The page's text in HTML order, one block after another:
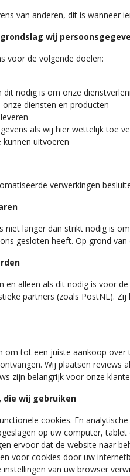
van anderen, dit is wanneer
wij
voor de volgende doelen:
nodig is om onze
diensten en producten
als wij hier wettelijk toe
kunnen uitvoeren
verwerkingen
niet langer dan strikt nodig is
gesloten heeft. Op grond
en alleen als dit nodig is voor
partners (zoals PostNL).
om tot een juiste aankoop
Wij plaatsen
zijn belangrijk voor onze
die wij gebruiken
cookies. En
op uw computer,
ervoor dat de website naar
voor cookies door uw
van uw browser